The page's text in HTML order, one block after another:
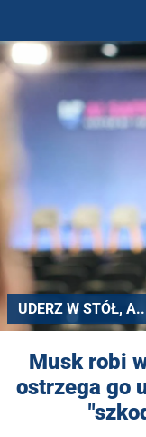
UDERZ W STÓŁ,
Musk robi
ostrzega go